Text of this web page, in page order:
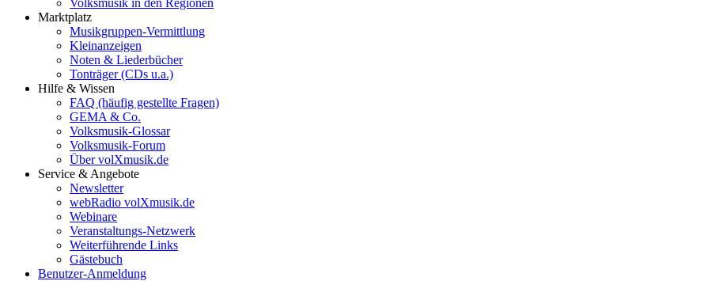
Volksmusik in den Regionen
Marktplatz
Musikgruppen-Vermittlung
Kleinanzeigen
Noten & Liederbücher
Tonträger (CDs u.a.)
Hilfe & Wissen
FAQ (häufig gestellte Fragen)
GEMA & Co.
Volksmusik-Glossar
Volksmusik-Forum
Über volXmusik.de
Service & Angebote
Newsletter
webRadio volXmusik.de
Webinare
Veranstaltungs-Netzwerk
Weiterführende Links
Gästebuch
Benutzer-Anmeldung